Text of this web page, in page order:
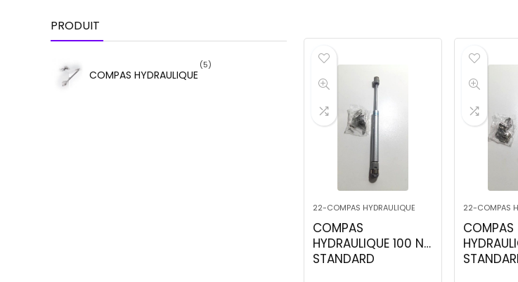
PRODUIT
COMPAS HYDRAULIQUE
(5)
22-COMPAS HYDRAULIQUE
COMPAS
HYDRAULIQUE 100 N
STANDARD
22-COMPAS
COMPAS